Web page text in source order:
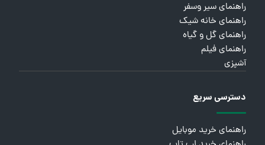
راهنمای سیر وسفر
راهنمای خانه شیک
راهنمای گل و گیاه
راهنمای فیلم
آشپزی
دسترسی سریع
راهنمای خرید موبایل